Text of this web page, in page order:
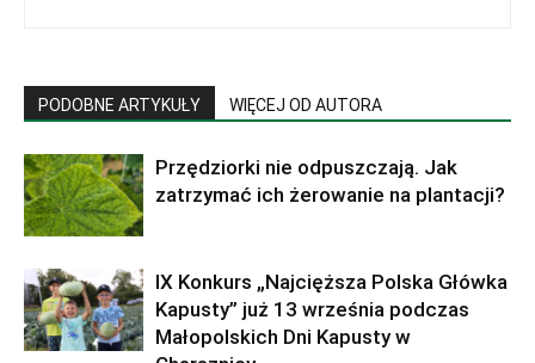
PODOBNE ARTYKUŁY WIĘCEJ OD AUTORA
Przędziorki nie odpuszczają. Jak
zatrzymać ich żerowanie na plantacji?
IX Konkurs „Najcięższa Polska Główka
Kapusty” już 13 września podczas
Małopolskich Dni Kapusty w